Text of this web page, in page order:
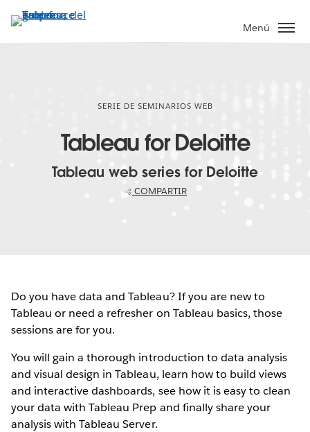
Menú
SERIE DE SEMINARIOS WEB
Tableau for Deloitte
Tableau web series for Deloitte
COMPARTIR
Do you have data and Tableau? If you are new to
Tableau or need a refresher on Tableau basics, those
sessions are for you.
You will gain a thorough introduction to data analysis
and visual design in Tableau, learn how to build views
and interactive dashboards, see how it is easy to clean
your data with Tableau Prep and finally share your
analysis with Tableau Server.